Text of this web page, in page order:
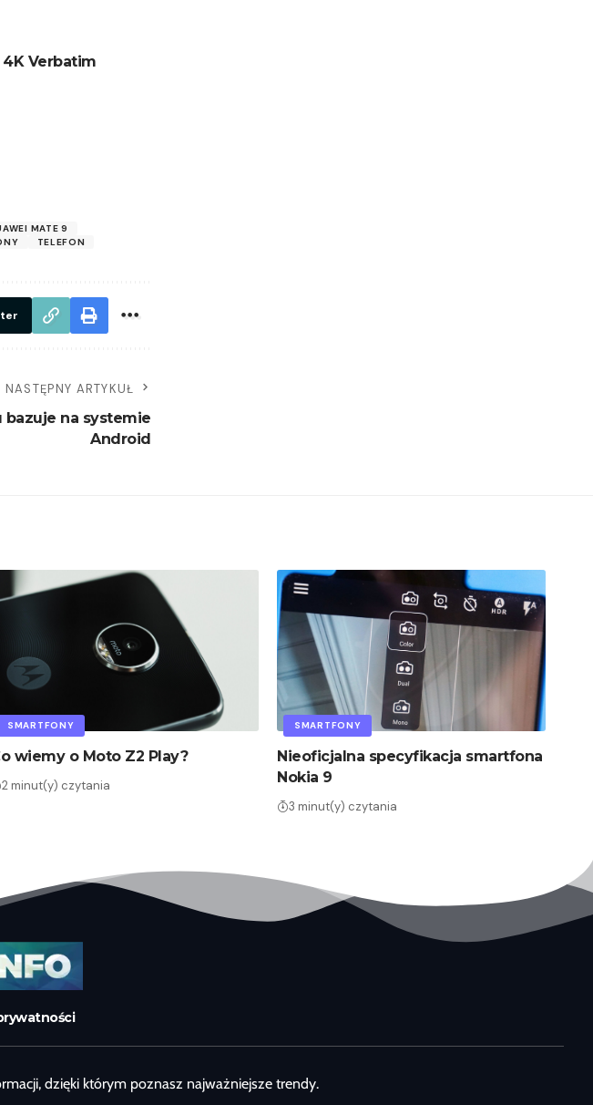
Verbatim
MATE 9
TELEFON
NASTĘPNY ARTYKUŁ
bazuje na systemie
Android
SMARTFONY
wiemy o Moto Z2 Play?
2 minut(y) czytania
SMARTFONY
Nieoficjalna specyfikacja smartfona
Nokia 9
3 minut(y) czytania
dzięki którym poznasz najważniejsze trendy.